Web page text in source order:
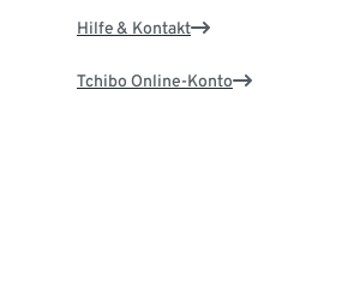
Hilfe & Kontakt
Tchibo Online-Konto